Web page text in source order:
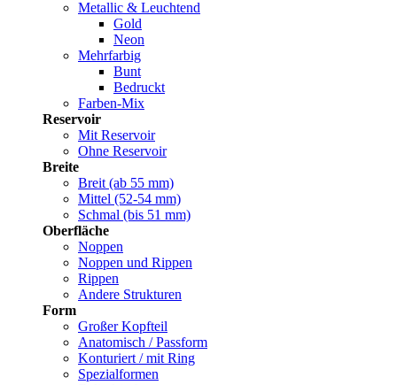
Metallic & Leuchtend
Gold
Neon
Mehrfarbig
Bunt
Bedruckt
Farben-Mix
Reservoir
Mit Reservoir
Ohne Reservoir
Breite
Breit (ab 55 mm)
Mittel (52-54 mm)
Schmal (bis 51 mm)
Oberfläche
Noppen
Noppen und Rippen
Rippen
Andere Strukturen
Form
Großer Kopfteil
Anatomisch / Passform
Konturiert / mit Ring
Spezialformen